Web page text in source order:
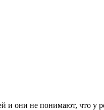
и они не понимают, что у